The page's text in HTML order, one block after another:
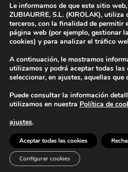
Aviso Legal Política de
Le informamos de que este sitio
ZUBIAURRE, S.L. (KIROLAK),
terceros, con la finalidad de permitir
página web (por ejemplo, gestionar
cookies) y para analizar el tráfico
A continuación, le mostramos
utilizamos y podrá aceptar todas las
seleccionar, en ajustes, aquellas que
Puede consultar la información
utilizamos en nuestra Política de
ajustes.
Aceptar todas las cookies
Configurar cookies